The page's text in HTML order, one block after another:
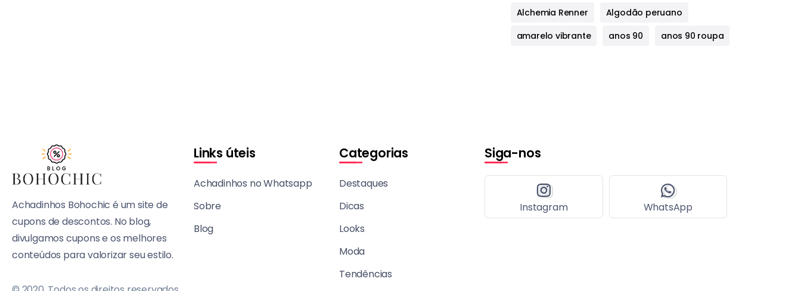
Alchemia Renner
Algodão peruano
amarelo vibrante
anos 90 anos 90 roupa
Achadinhos Bohochic é um site de
cupons de descontos. No blog,
divulgamos cupons e os melhores
conteúdos para valorizar seu estilo.
Links úteis
Achadinhos no Whatsapp
Sobre
Blog
Categorias
Destaques
Dicas
Looks
Moda
Tendências
Siga-nos
Instagram WhatsApp